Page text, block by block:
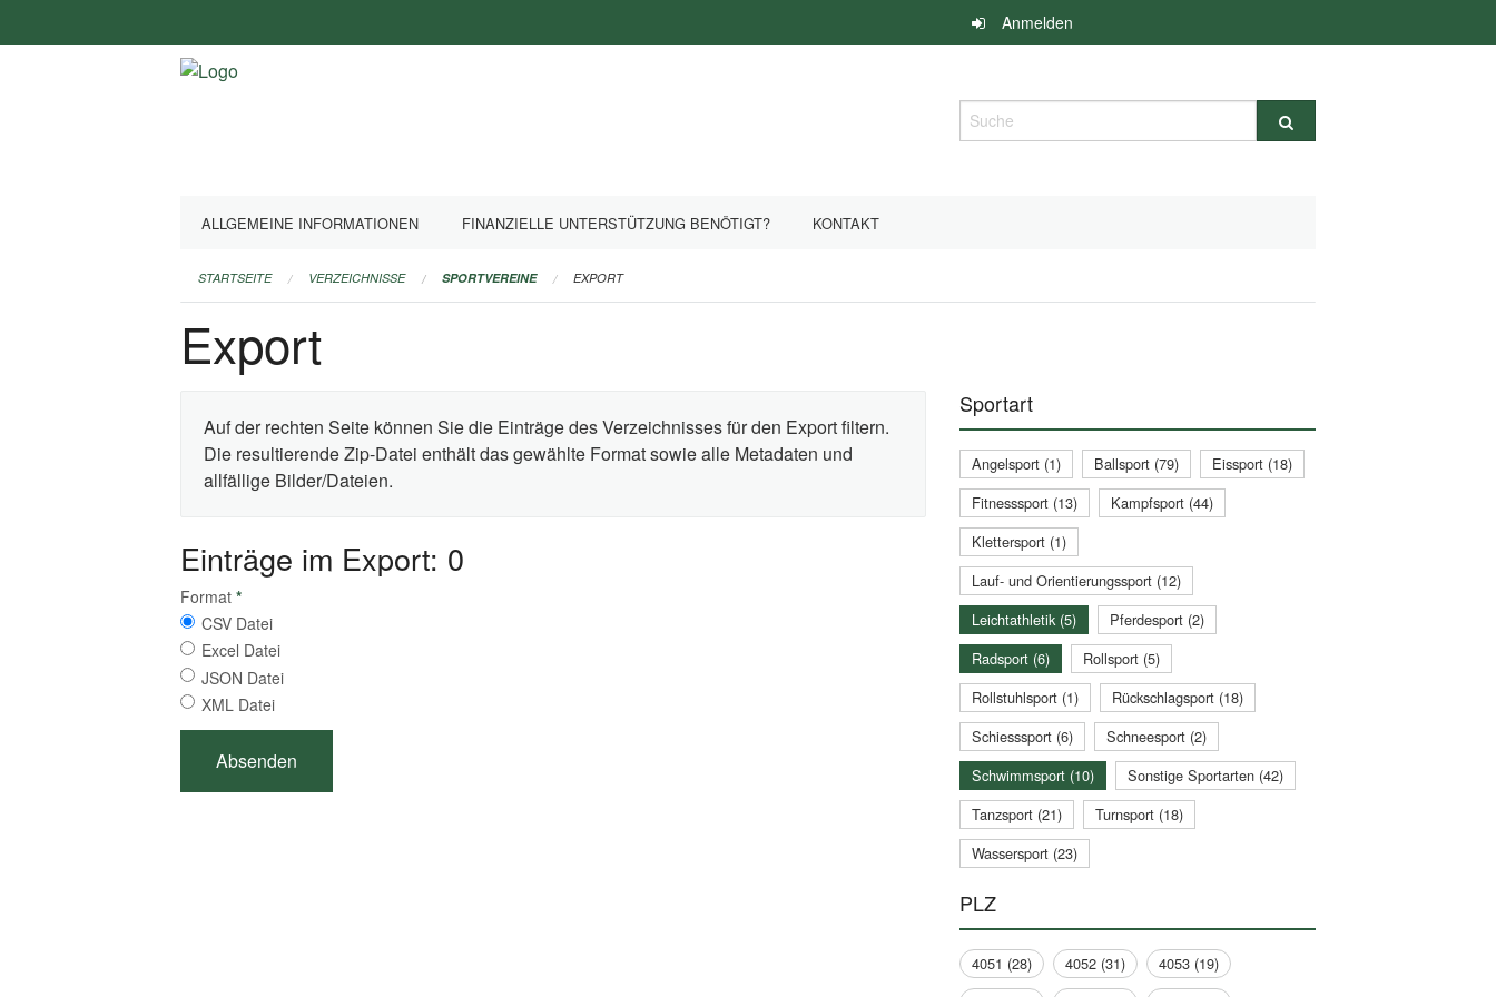
überspringen
Anmelden
Suche
ALLGEMEINE INFORMATIONEN FINANZIELLE UNTERSTÜTZUNG BENÖTIGT? KONTAKT
STARTSEITE VERZEICHNISSE SPORTVEREINE EXPORT
Export
Auf der rechten Seite können Sie die Einträge des Verzeichnisses für den Export filtern.
Die resultierende Zip-Datei enthält das gewählte Format sowie alle Metadaten und
allfällige Bilder/Dateien.
Einträge im Export: 0
Format *
CSV Datei
Excel Datei
JSON Datei
XML Datei
Sportart
Angelsport (1) Ballsport (79)
Eissport (18)
Fitnesssport (13)
Kampfsport (44)
Klettersport (1)
Lauf- und Orientierungssport (12)
Leichtathletik (5)
Pferdesport (2)
Radsport (6)
Rollsport (5)
Rollstuhlsport (1)
Rückschlagsport (18)
Schiesssport (6)
Schneesport (2)
Schwimmsport (10)
Sonstige Sportarten (42)
Tanzsport (21)
Turnsport (18)
Wassersport (23)
PLZ
4051 (28) 4052 (31)
4053 (19)